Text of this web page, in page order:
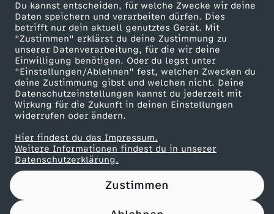
Du kannst entscheiden, für welche Zwecke wir deine
Daten speichern und verarbeiten dürfen. Dies
betrifft nur dein aktuell genutztes Gerät. Mit
"Zustimmen" erklärst du deine Zustimmung zu
unserer Datenverarbeitung, für die wir deine
Einwilligung benötigen. Oder du legst unter
"Einstellungen/Ablehnen" fest, welchen Zwecken du
deine Zustimmung gibst und welchen nicht. Deine
Datenschutzeinstellungen kannst du jederzeit mit
Wirkung für die Zukunft in deinen Einstellungen
widerrufen oder ändern.
Hier findest du das Impressum.
Weitere Informationen findest du in unserer
Datenschutzerklärung.
Zustimmen
i
n
L
i
g
a
ZDF goes Schule
Werbefernsehen
Mainzelmännchen
Partner